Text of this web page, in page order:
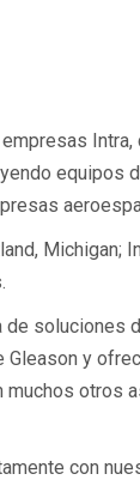
equipos
Michigan;
y
con